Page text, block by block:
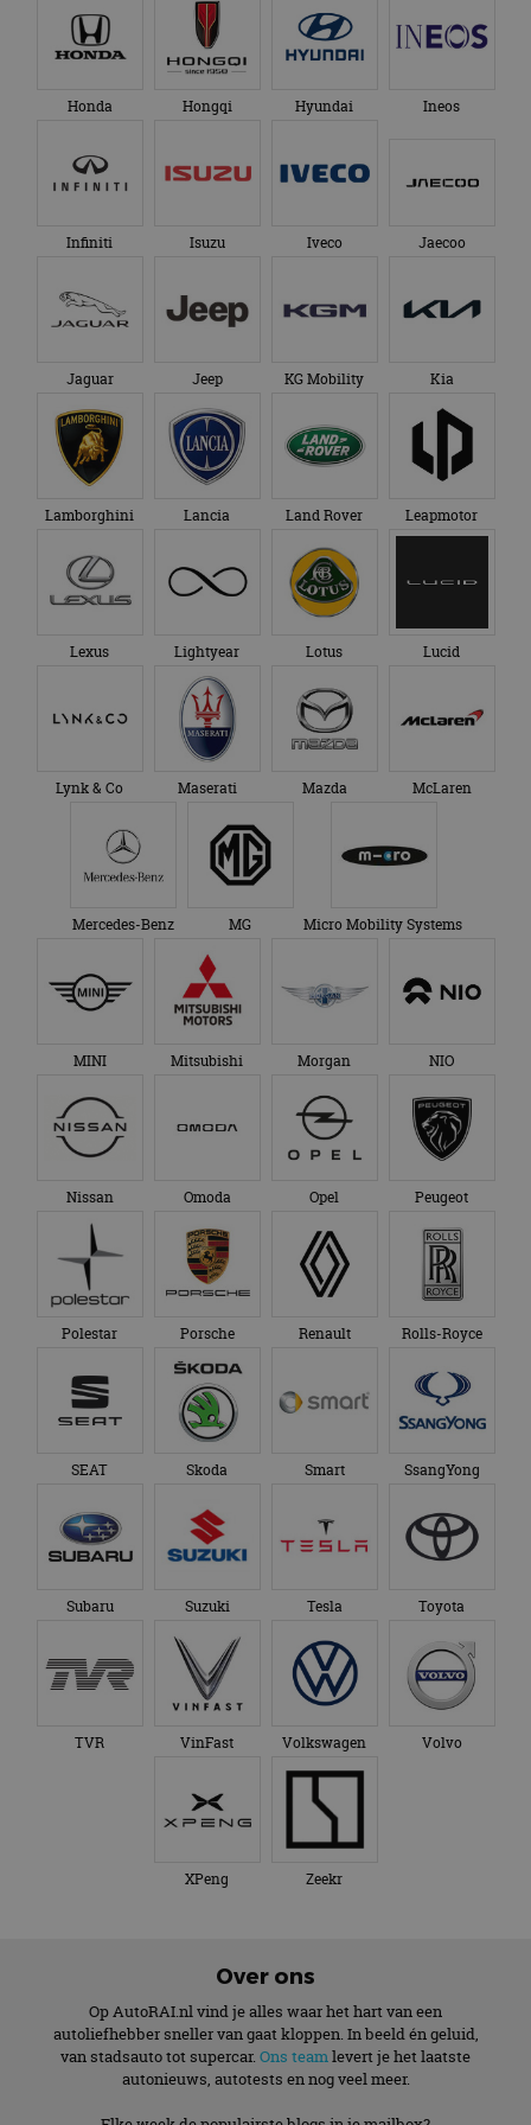
Honda Hongqi Hyundai Ineos
Infiniti Isuzu Iveco Jaecoo
Jaguar Jeep KG Mobility Kia
Lamborghini Lancia Land Rover Leapmotor
Lexus Lightyear Lotus Lucid
Lynk & Co Maserati Mazda McLaren
Mercedes-Benz MG Micro Mobility Systems
MINI Mitsubishi Morgan NIO
Nissan Omoda Opel Peugeot
Polestar Porsche Renault Rolls-Royce
SEAT Skoda Smart SsangYong
Subaru Suzuki Tesla Toyota
TVR VinFast Volkswagen Volvo
XPeng Zeekr
Over ons
Op AutoRAI.nl vind je alles waar het hart van een
autoliefhebber sneller van gaat kloppen. In beeld én geluid,
van stadsauto tot supercar. Ons teamlevert je het laatste
autonieuws, autotests en nog veel meer.
te behouden.
bezocht.